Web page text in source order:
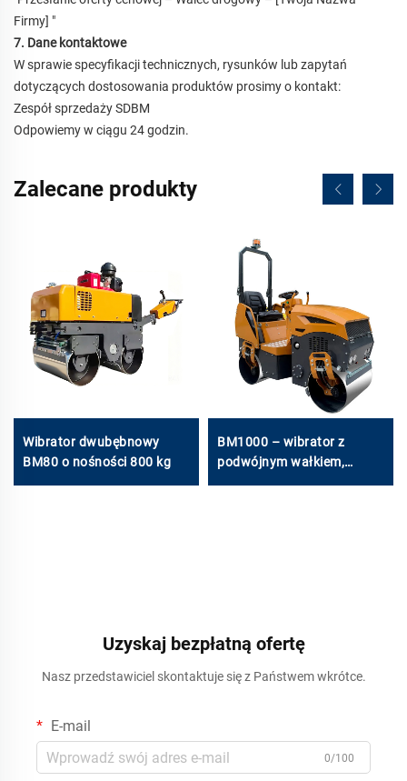
Firmy] "
7. Dane kontaktowe
W sprawie specyfikacji technicznych, rysunków lub zapytań
dotyczących dostosowania produktów prosimy o kontakt:
Zespół sprzedaży SDBM
Odpowiemy w ciągu 24 godzin.
Zalecane produkty
Wibrator dwubębnowy
BM80 o nośności 800 kg
BM1000 – wibrator z
podwójnym wałkiem,
Uzyskaj bezpłatną ofertę
Nasz przedstawiciel skontaktuje się z Państwem wkrótce.
E-mail
0/100